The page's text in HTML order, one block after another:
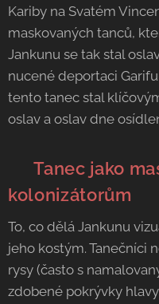
Kariby na Svatém
maskovaných tanců,
Jankunu se tak stal
nucené deportaci
tento tanec stal
oslav a oslav dne
💂‍♂️ Tanec jako
kolonizátorům
To, co dělá Jankunu
jeho kostým. Tanečníci
rysy (často s
zdobené pokrývky